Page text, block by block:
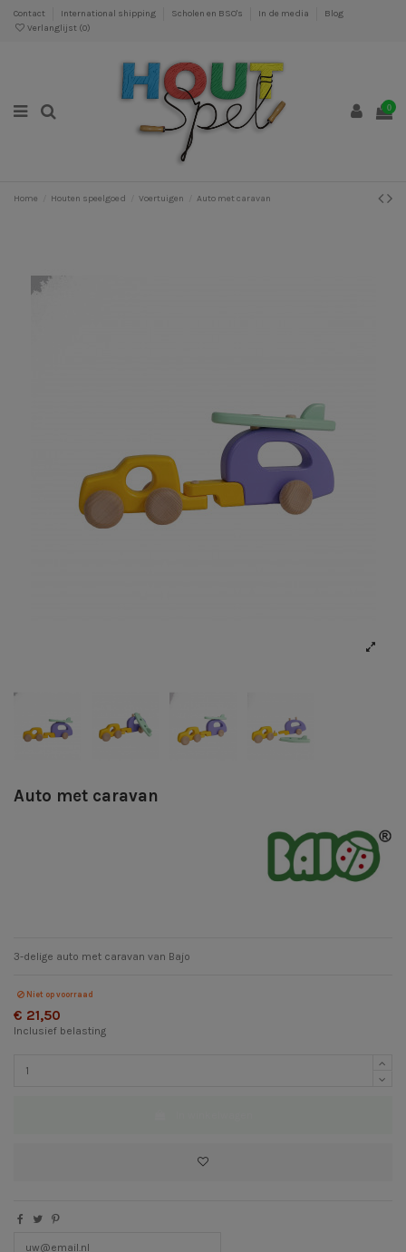
Contact International shipping Scholen en BSO's In de media
Blog
Verlanglijst (0)
0
Home Houten speelgoed Voertuigen Auto met caravan
Auto met caravan
3-delige auto met caravan van Bajo
Niet op voorraad
€ 21,50
Inclusief belasting